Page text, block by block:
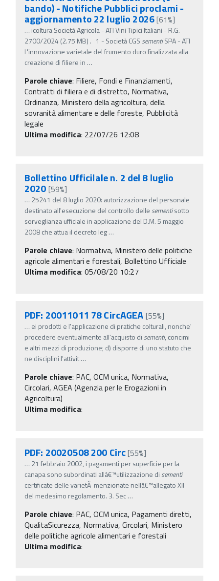
bando) - Notifiche Pubblici proclami -
aggiornamento 22 luglio 2026[61%]
… icoltura Società Agricola - ATI Vini Tipici Italiani - R.G.
2700/2024 (2.75 MB) . 1 - Società CGS sementiSPA - ATI
L'innovazione varietale del frumento duro finalizzata alla
creazione di filiere in …
Parole chiave: Filiere, Fondi e Finanziamenti,
Contratti di filiera e di distretto, Normativa,
Ordinanza, Ministero della agricoltura, della
sovranità alimentare e delle foreste, Pubblicità
legale
Ultima modifica: 22/07/26 12:08
Bollettino Ufficilale n. 2 del 8 luglio
2020 [59%]
… 25241 del 8 luglio 2020: autorizzazione del personale
destinato all'esecuzione del controllo delle sementisotto
sorveglianza ufficiale in applicazione del D.M. 5 maggio
2008 che attua il decreto leg…
Parole chiave: Normativa, Ministero delle politiche
agricole alimentari e forestali, Bollettino Ufficiale
Ultima modifica: 05/08/20 10:27
PDF: 20011011 78 CircAGEA [55%]
… ei prodotti e l'applicazione di pratiche colturali, nonche'
procedere eventualmente all'acquisto di sementi, concimi
e altri mezzi di produzione; d) disporre di uno statuto che
ne disciplini l'attivit…
Parole chiave: PAC, OCM unica, Normativa,
Circolari, AGEA (Agenzia per le Erogazioni in
Agricoltura)
Ultima modifica:
PDF: 20020508 200 Circ[55%]
… 21 febbraio 2002, i pagamenti per superficie per la
canapa sono subordinati allâ€™utilizzazione di sementi
certificate delle varietÃ menzionate nellâ€™allegato XII
del medesimo regolamento. 3. Sec…
Parole chiave: PAC, OCM unica, Pagamenti diretti,
QualitaSicurezza, Normativa, Circolari, Ministero
delle politiche agricole alimentari e forestali
Ultima modifica: